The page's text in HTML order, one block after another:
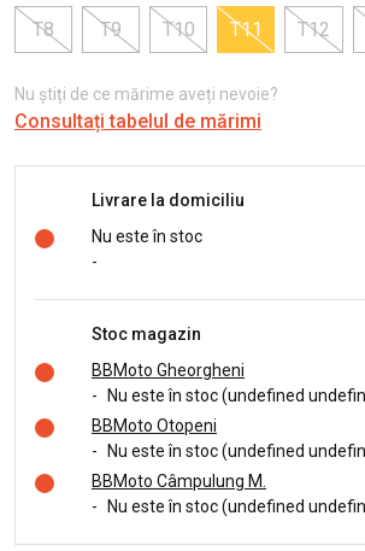
T8
T9 T10 T11 T12
Nu știți de ce mărime aveți nevoie?
Consultați tabelul de mărimi
Livrare la domiciliu
Nu este în stoc
-
Stoc magazin
BBMoto Gheorgheni
-
Nu este în stoc (undefined
BBMoto Otopeni
-
Nu este în stoc (undefined
BBMoto Câmpulung M.
-
Nu este în stoc (undefined